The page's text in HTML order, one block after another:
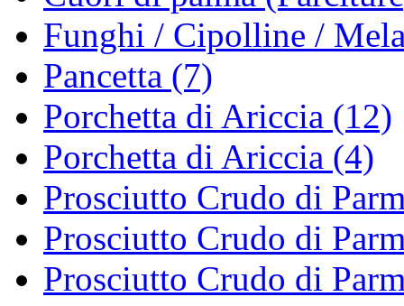
Funghi / Cipolline /
Pancetta (7)
Porchetta di Ariccia (12)
Porchetta di Ariccia (4)
Prosciutto Crudo di
Prosciutto Crudo di
Prosciutto Crudo di